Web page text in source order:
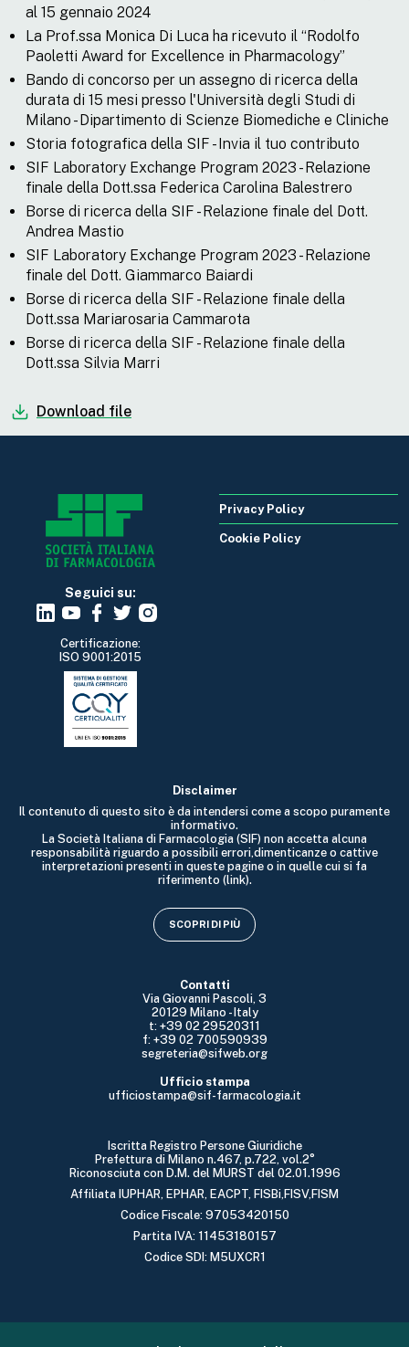
al 15 gennaio 2024
La Prof.ssa Monica Di Luca ha ricevuto il “Rodolfo
Paoletti Award for Excellence in Pharmacology”
Bando di concorso per un assegno di ricerca della
durata di 15 mesi presso l'Università degli Studi di
Milano - Dipartimento di Scienze Biomediche e Cliniche
Storia fotografica della SIF - Invia il tuo contributo
SIF Laboratory Exchange Program 2023 - Relazione
finale della Dott.ssa Federica Carolina Balestrero
Borse di ricerca della SIF - Relazione finale del Dott.
Andrea Mastio
SIF Laboratory Exchange Program 2023 - Relazione
finale del Dott. Giammarco Baiardi
Borse di ricerca della SIF - Relazione finale della
Dott.ssa Mariarosaria Cammarota
Borse di ricerca della SIF - Relazione finale della
Dott.ssa Silvia Marri
Download file
Seguici su:
Certificazione:
ISO 9001:2015
Contatti
Via Giovanni Pascoli, 3
20129 Milano - Italy
t: +39 02 29520311
f: +39 02 700590939
segreteria@sifweb.org
Ufficio stampa
ufficiostampa@sif-farmacologia.it
Iscritta Registro Persone Giuridiche
Prefettura di Milano n.467, p.722, vol.2°
Riconosciuta con D.M. del MURST del 02.01.1996
Affiliata IUPHAR, EPHAR, EACPT, FISBi,FISV,FISM
Codice Fiscale: 97053420150
Partita IVA: 11453180157
Codice SDI: M5UXCR1
Disclaimer
Il contenuto di questo sito è da intendersi come a scopo puramente
informativo.
La Società Italiana di Farmacologia (SIF) non accetta alcuna
responsabilità riguardo a possibili errori,dimenticanze o cattive
interpretazioni presenti in queste pagine o in quelle cui si fa
riferimento (link).
SCOPRI DI PIÙ
Privacy Policy
Cookie Policy